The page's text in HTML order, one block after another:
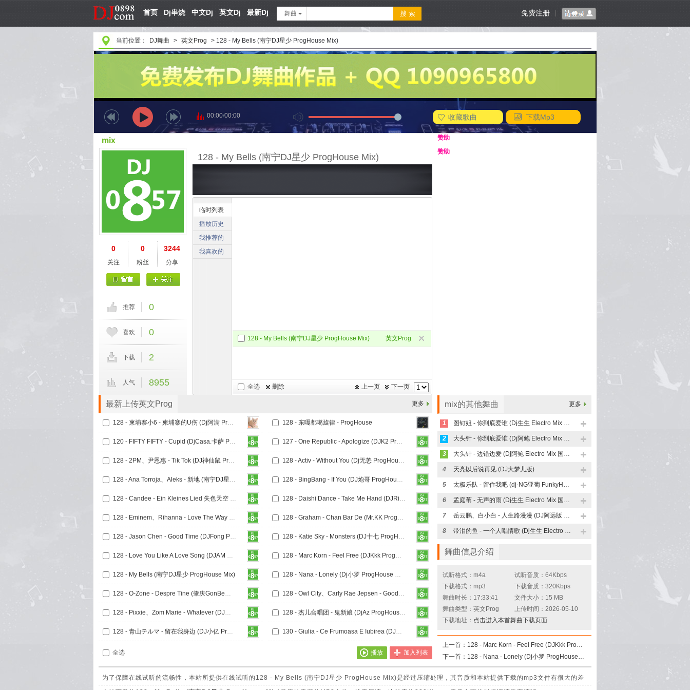
首页 Dj串烧 中文Dj 英文Dj 最新Dj 舞曲 免费注册
当前位置： DJ舞曲 > 英文Prog > 128 - My Bells (南宁DJ星少 ProgHouse Mix)
下载Mp3
收藏歌曲
00:00/00:00
128 - My Bells (南宁DJ星少 ProgHouse Mix)
临时列表
播放历史
我推荐的
我喜欢的
128 - My Bells (南宁DJ星少 ProgHouse Mix) 英文Prog
全选 删除 下一页
上一页
mix
0
关注
0
粉丝
3244
分享
推荐 0
喜欢 0
下载 2
人气 8955
赞助
赞助
最新上传英文Prog 更多
128 - 柬埔寨小6 - 柬埔寨的U伤 (Dj阿满 ProngHouse Mix) 128 - 东嘎都噶旋律 - ProgHouse
120 - FIFTY FIFTY - Cupid (DjCasa.卡萨 ProgHouse Mix) 127 - One Republic - Apologize (DJK2 ProgHouse Mix)
128 - 2PM、尹恩惠 - Tik Tok (DJ神仙鼠 ProgHouse Mix) 128 - Activ - Without You (Dj无恙 ProgHouse Mix 无心睡眠鼓)
128 - Ana Torroja、Aleks - 新地 (南宁DJ星少 ProgHouse Mix) 128 - BingBang - If You (DJ炮哥 ProgHouse Mix)
128 - Candee - Ein Kleines Lied 失色天空 (DJK2 ProgHouse Mix) 128 - Daishi Dance - Take Me Hand (DJRichz ProgHouse Mix)
128 - Eminem、Rihanna - Love The Way You Lie (福乍DJ阿乐 ProgHouse Mix) 128 - Graham - Chan Bar De (Mr.KK ProgHouse Mix)
128 - Jason Chen - Good Time (DJFong ProgHouse Mix) 128 - Katie Sky - Monsters (DJ十七 ProgHouse Mix)
128 - Love You Like A Love Song (DJAM ProgHouse Mix) 128 - Marc Korn - Feel Free (DJKkk ProgHouse Mix 国会鼓)
128 - My Bells (南宁DJ星少 ProgHouse Mix) 128 - Nana - Lonely (Dj小罗 ProgHouse Mix)
128 - O-Zone - Despre Tine (肇庆GonBe拾三 ProgHouse Mix) 128 - Owl City、Carly Rae Jepsen - Good Time (DJ十七 ProgHouse Mix)
128 - Pixxie、Zom Marie - Whatever (DJ小天 ProgHouse Mix) 128 - 杰儿合唱团 - 鬼新娘 (DjAz ProgHouse Mix 泰语童声版)
128 - 青山テルマ - 留在我身边 (DJ小亿 ProgHouse Mix) 130 - Giulia - Ce Frumoasa E Iubirea (DJSjun ProgHouse Mix)
全选 加入列表
播放
mix的其他舞曲 更多
1 图钉姐 - 你到底爱谁 (Dj生生 Electro Mix 国语女)
2 大头针 - 你到底爱谁 (Dj阿鲍 Electro Mix 国语男)
3 大头针 - 边错边爱 (Dj阿鲍 Electro Mix 国语男)
4 天亮以后说再见 (DJ大梦儿版)
5 太极乐队 - 留住我吧 (dj-NG亚葡 FunkyHouse Mix 咚鼓)
6 孟庭苇 - 无声的雨 (Dj生生 Electro Mix 国语女)
7 岳云鹏、白小白 - 人生路漫漫 (DJ阿远版 ProgHouse Mix)
8 带泪的鱼 - 一个人唱情歌 (Dj生生 Electro Mix 国语女)
舞曲信息介绍
试听格式：m4a
试听音质：64Kbps
下载格式：mp3
下载音质：320Kbps
舞曲时长：17:33:41
文件大小：15 MB
舞曲类型：英文Prog
上传时间：2026-05-10
下载地址： 点击进入本首舞曲下载页面
上一首：
128 - Marc Korn - Feel Free (DJKkk ProgHouse Mix 国会鼓)
下一首：
128 - Nana - Lonely (Dj小罗 ProgHouse Mix)
为了保障在线试听的流畅性，本站所提供在线试听的128 - My Bells (南宁DJ星少 ProgHouse Mix)是经过压缩处理，其音质和本站提供下载的mp3文件有很大的差